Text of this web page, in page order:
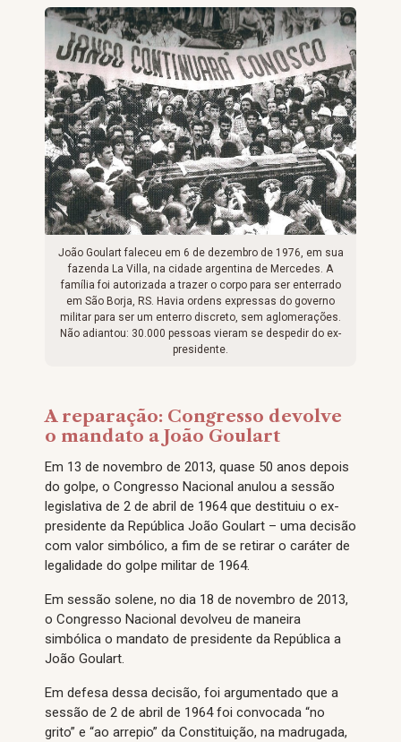
João Goulart faleceu em 6 de dezembro de 1976, em sua
fazenda La Villa, na cidade argentina de Mercedes. A
família foi autorizada a trazer o corpo para ser enterrado
em São Borja, RS. Havia ordens expressas do governo
militar para ser um enterro discreto, sem aglomerações.
Não adiantou: 30.000 pessoas vieram se despedir do ex-
presidente.
A reparação: Congresso devolve
o mandato a João Goulart
Em 13 de novembro de 2013, quase 50 anos depois
do golpe, o Congresso Nacional anulou a sessão
legislativa de 2 de abril de 1964 que destituiu o ex-
presidente da República João Goulart – uma decisão
com valor simbólico, a fim de se retirar o caráter de
legalidade do golpe militar de 1964.
Em sessão solene, no dia 18 de novembro de 2013,
o Congresso Nacional devolveu de maneira
simbólica o mandato de presidente da República a
João Goulart.
Em defesa dessa decisão, foi argumentado que a
sessão de 2 de abril de 1964 foi convocada “no
grito” e “ao arrepio” da Constituição, na madrugada,